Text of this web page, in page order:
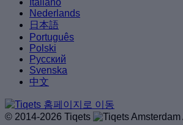
Italiano
Nederlands
日本語
Português
Polski
Русский
Svenska
中文
© 2014-2026 Tiqets